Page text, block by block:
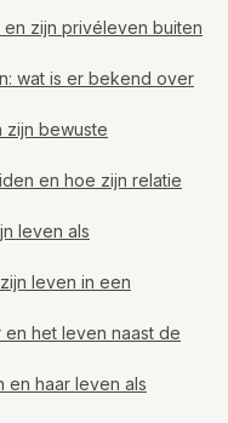
zijn privéleven buiten
wat is er bekend over
zijn bewuste
en hoe zijn relatie
leven als
leven in een
het leven naast de
en haar leven als